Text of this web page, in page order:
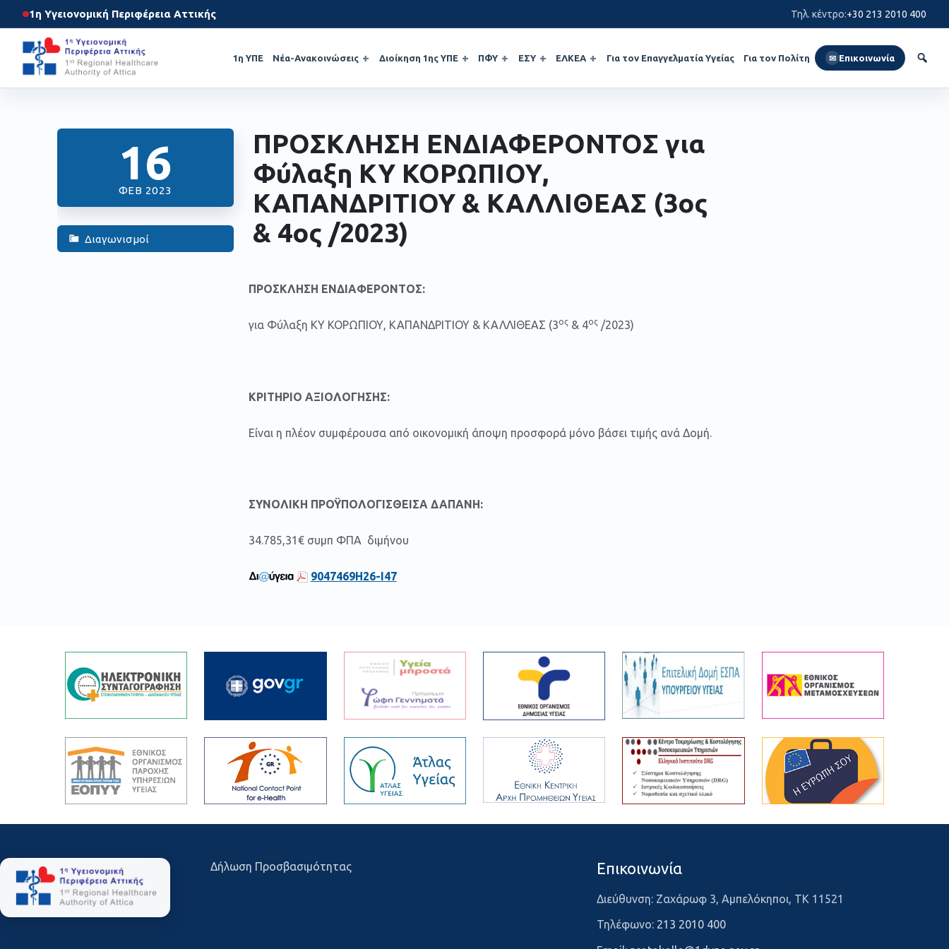
1η Υγειονομική Περιφέρεια Αττικής Τηλ. κέντρο:+30 213 2010 400
1η ΥΠΕ Νέα-Ανακοινώσεις Διοίκηση 1ης ΥΠΕ ΠΦΥ ΕΣΥ ΕΛΚΕΑ Για τον Επαγγελματία Υγείας Για τον Πολίτη ✉ Επικοινωνία
16
ΦΕΒ 2023
Διαγωνισμοί
ΠΡΟΣΚΛΗΣΗ ΕΝΔΙΑΦΕΡΟΝΤΟΣ για
Φύλαξη ΚΥ ΚΟΡΩΠΙΟΥ,
ΚΑΠΑΝΔΡΙΤΙΟΥ & ΚΑΛΛΙΘΕΑΣ (3ος
& 4ος /2023)
ΠΡΟΣΚΛΗΣΗ ΕΝΔΙΑΦΕΡΟΝΤΟΣ:
για Φύλαξη ΚΥ ΚΟΡΩΠΙΟΥ, ΚΑΠΑΝΔΡΙΤΙΟΥ & ΚΑΛΛΙΘΕΑΣ (3ος& 4ος/2023)
ΚΡΙΤΗΡΙΟ ΑΞΙΟΛΟΓΗΣΗΣ:
Είναι η πλέον συμφέρουσα από οικονομική άποψη προσφορά μόνο βάσει τιμής ανά Δομή.
ΣΥΝΟΛΙΚΗ ΠΡΟΫΠΟΛΟΓΙΣΘΕΙΣΑ ΔΑΠΑΝΗ:
34.785,31€ συμπ ΦΠΑ διμήνου
9047469Η26-Ι47
Δήλωση Προσβασιμότητας Επικοινωνία
Διεύθυνση: Ζαχάρωφ 3, Αμπελόκηποι, ΤΚ 11521
Τηλέφωνο: 213 2010 400